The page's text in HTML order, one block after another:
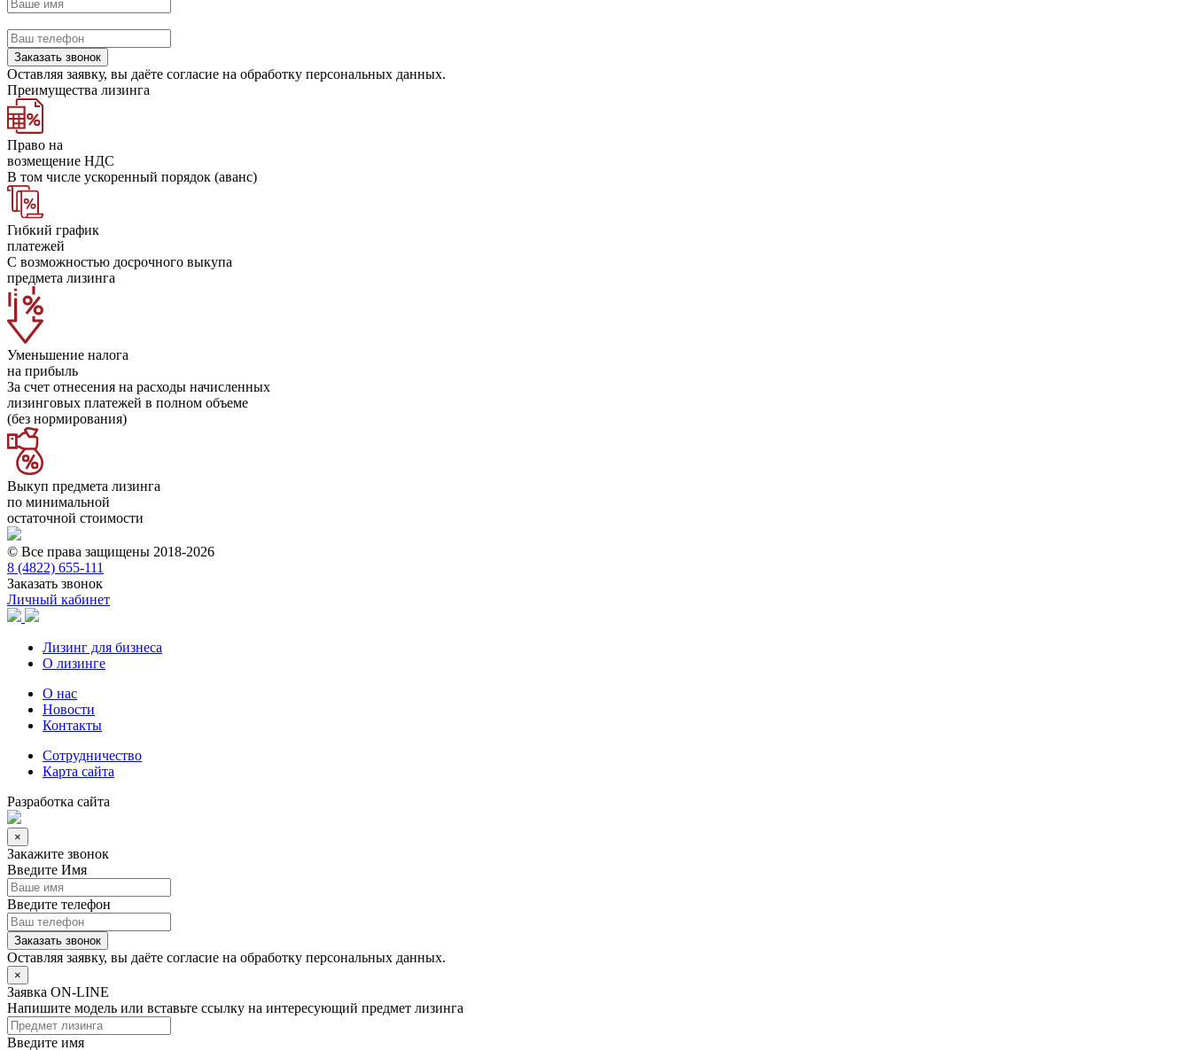
Заказать звонок
Оставляя заявку, вы даёте согласие на обработку персональных данных.
Преимущества лизинга
Право на
возмещение НДС
В том числе ускоренный порядок (аванс)
Гибкий график
платежей
С возможностью досрочного выкупа
предмета лизинга
Уменьшение налога
на прибыль
За счет отнесения на расходы начисленных
лизинговых платежей в полном объеме
(без нормирования)
Выкуп предмета лизинга
по минимальной
остаточной стоимости
© Все права защищены 2018-2026
8 (4822) 655-111
Заказать звонок
Личный кабинет
Лизинг для бизнеса
О лизинге
О нас
Новости
Контакты
Сотрудничество
Карта сайта
Разработка сайта
×
Закажите звонок
Введите Имя
Введите телефон
Заказать звонок
Оставляя заявку, вы даёте согласие на обработку персональных данных.
×
Заявка ON-LINE
Напишите модель или вставьте ссылку на интересующий предмет лизинга
Введите имя